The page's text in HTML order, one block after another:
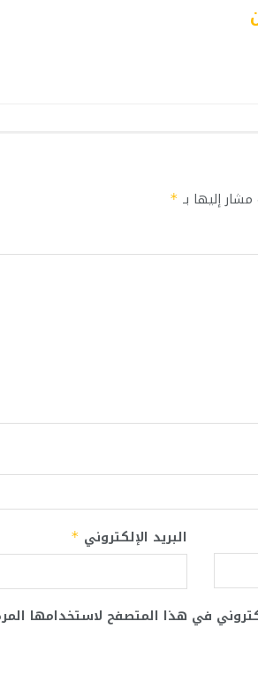
مشار إليها بـ *
البريد الإلكتروني *
في هذا المتصفح لاستخدامها